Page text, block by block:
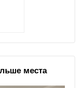
места